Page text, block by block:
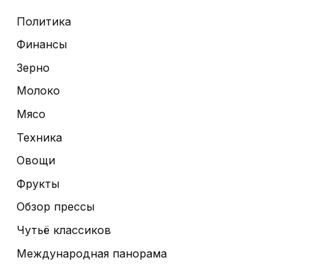
Политика
Финансы
Зерно
Молоко
Мясо
Техника
Овощи
Фрукты
Обзор прессы
Чутьё классиков
Международная панорама